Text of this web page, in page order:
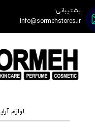
پشتیبانی:
info@sormehstores.ir
لوازم